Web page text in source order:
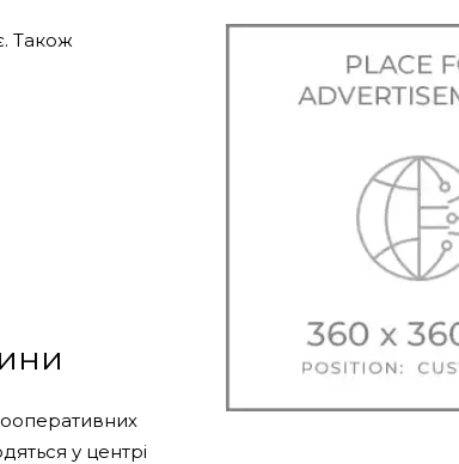
Також
у центрі